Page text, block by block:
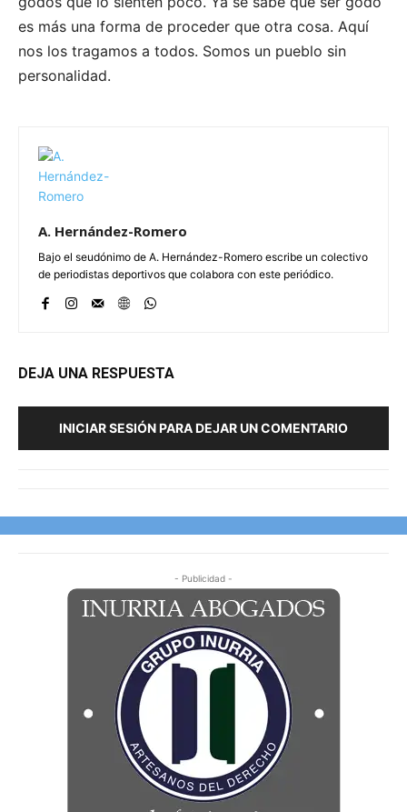
es más una forma de proceder que otra cosa. Aquí
nos los tragamos a todos. Somos un pueblo sin
personalidad.
A. Hernández-Romero
Bajo el seudónimo de A. Hernández-Romero escribe un colectivo
de periodistas deportivos que colabora con este periódico.
DEJA UNA RESPUESTA
INICIAR SESIÓN PARA DEJAR UN COMENTARIO
- Publicidad -